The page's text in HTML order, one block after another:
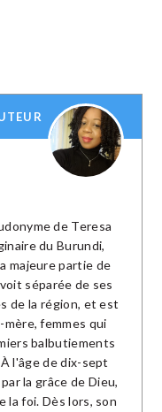
de Teresa
du Burundi,
majeure partie de
séparée de ses
de la région, et est
femmes qui
balbutiements
l'âge de dix-sept
la grâce de Dieu,
la foi. Dès lors, son